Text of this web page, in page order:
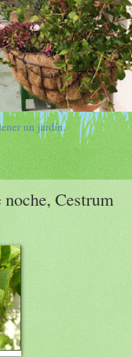
un jardín.
Cestrum